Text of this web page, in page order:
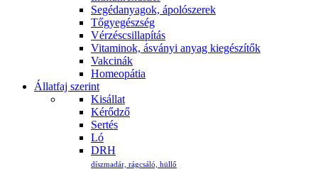
Segédanyagok, ápolószerek
Tőgyegészség
Vérzéscsillapítás
Vitaminok, ásványi anyag kiegészítők
Vakcinák
Homeopátia
Állatfaj szerint
Kisállat
Kérődző
Sertés
Ló
DRH
díszmadár, rágcsáló, hüllő